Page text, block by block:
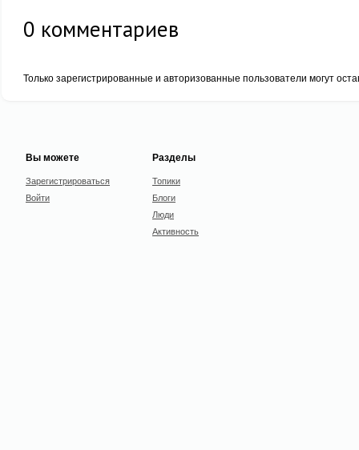
0 комментариев
Только зарегистрированные и авторизованные пользователи могут
Вы можете
Зарегистрироваться
Войти
Разделы
Топики
Блоги
Люди
Активность